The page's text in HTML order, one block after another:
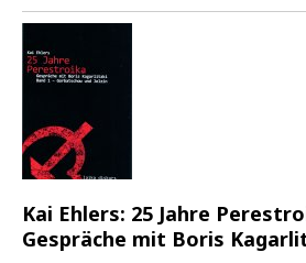
Kai Ehlers: 25 Jahre
Gespräche mit Boris